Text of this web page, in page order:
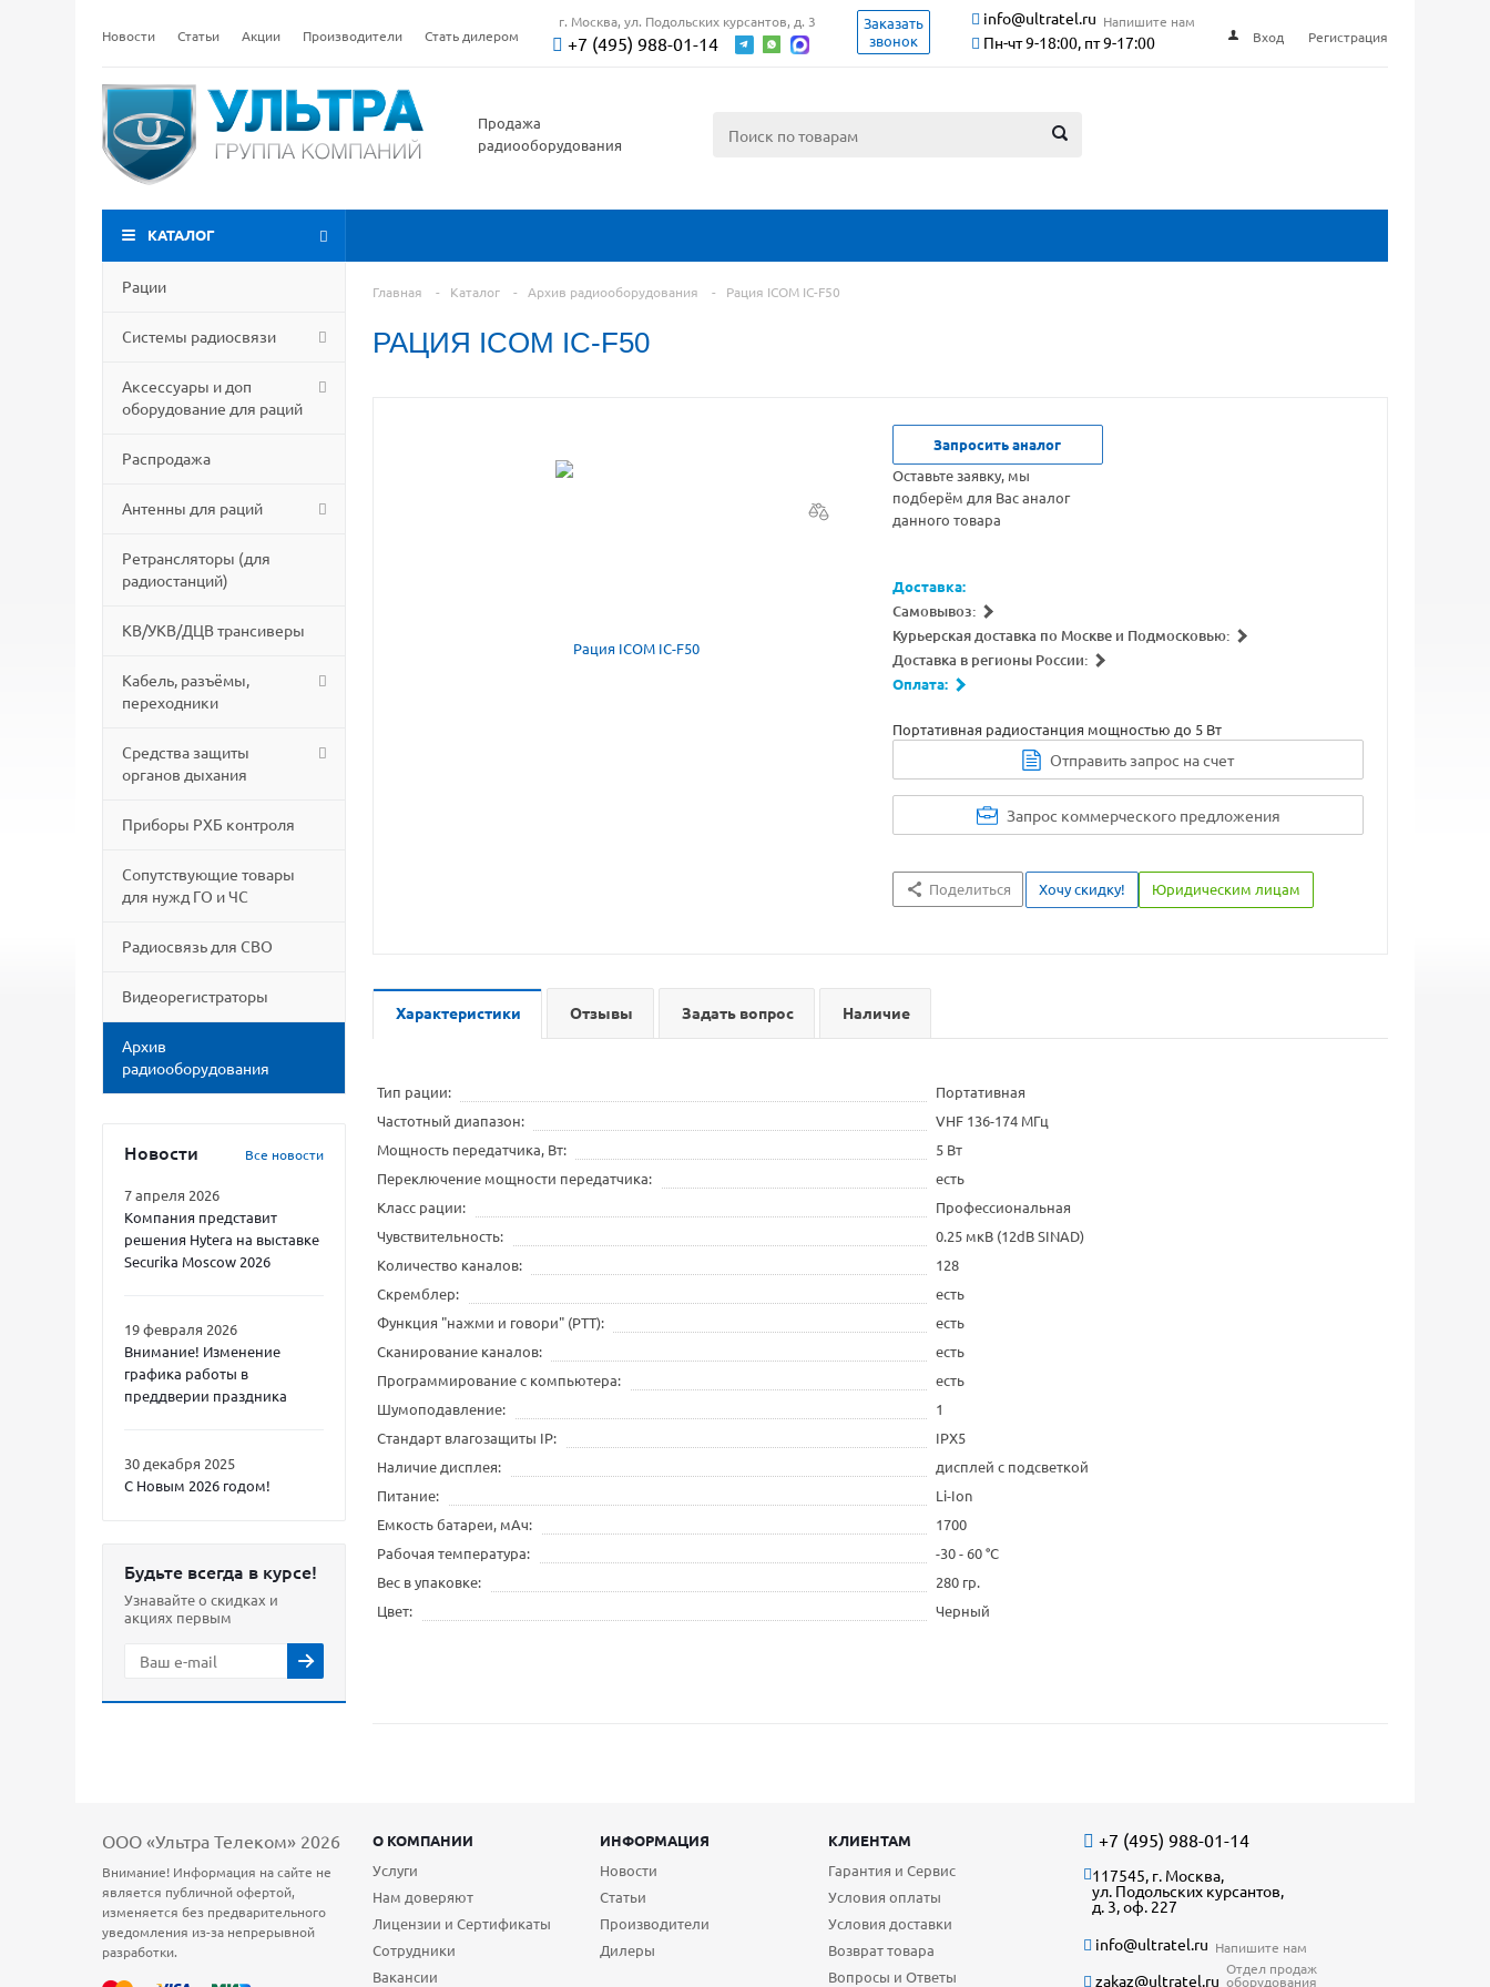
Новости Статьи Акции Производители Стать дилером
г. Москва, ул. Подольских курсантов, д. 3
+7 (495) 988-01-14
Заказать
звонок
info@ultratel.ru Напишите нам
Пн-чт 9-18:00, пт 9-17:00 Вход Регистрация
Продажа
радиооборудования
КАТАЛОГ
Рации
Системы радиосвязи
Аксессуары и доп
оборудование для раций
Распродажа
Антенны для раций
Ретрансляторы (для
радиостанций)
КВ/УКВ/ДЦВ трансиверы
Кабель, разъёмы,
переходники
Средства защиты
органов дыхания
Приборы РХБ контроля
Сопутствующие товары
для нужд ГО и ЧС
Радиосвязь для СВО
Видеорегистраторы
Архив
радиооборудования
Новости Все новости
7 апреля 2026
Компания представит
решения Hytera на выставке
Securika Moscow 2026
19 февраля 2026
Внимание! Изменение
графика работы в
преддверии праздника
30 декабря 2025
С Новым 2026 годом!
Будьте всегда в курсе!
Узнавайте о скидках и
акциях первым
Главная - Каталог - Архив радиооборудования - Рация ICOM IC-F50
РАЦИЯ ICOM IC-F50
Запросить аналог
Оставьте заявку, мы
подберём для Вас аналог
данного товара
Доставка:
Самовывоз:
Курьерская доставка по Москве и Подмосковью:
Доставка в регионы России:
Оплата:
Портативная радиостанция мощностью до 5 Вт
Отправить запрос на счет
Запрос коммерческого предложения
Поделиться Хочу скидку! Юридическим лицам
Характеристики Отзывы Задать вопрос Наличие
Тип рации
Портативная
Частотный диапазон
VHF 136-174 МГц
Мощность передатчика, Вт
5 Вт
Переключение мощности передатчика
есть
Класс рации
Профессиональная
Чувствительность
0.25 мкВ (12dB SINAD)
Количество каналов
128
Скремблер
есть
Функция "нажми и говори" (PTT)
есть
Сканирование каналов
есть
Программирование с компьютера
есть
Шумоподавление
1
Стандарт влагозащиты IP
IPX5
Наличие дисплея
дисплей с подсветкой
Питание
Li-Ion
Емкость батареи, мАч
1700
Рабочая температура
-30 - 60 °C
Вес в упаковке
280 гр.
Цвет
Черный
ООО «Ультра Телеком» 2026
Внимание! Информация на сайте не
является публичной офертой,
изменяется без предварительного
уведомления из-за непрерывной
разработки.
О КОМПАНИИ ИНФОРМАЦИЯ
КЛИЕНТАМ
Услуги
Нам доверяют
Лицензии и Сертификаты
Сотрудники
Вакансии
Новости
Статьи
Производители
Дилеры
Гарантия и Сервис
Условия оплаты
Условия доставки
Возврат товара
Вопросы и Ответы
+7 (495) 988-01-14
117545, г. Москва,
ул. Подольских курсантов,
д. 3, оф. 227
info@ultratel.ru Напишите нам
zakaz@ultratel.ru
Отдел продаж
оборудования